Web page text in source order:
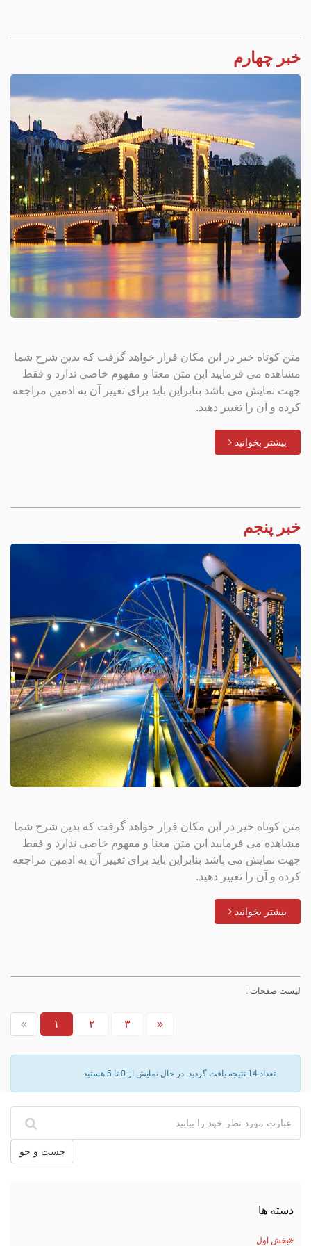
خبر چهارم
متن کوتاه خبر در ابن مکان قرار خواهد گرفت که بدین شرح شما
مشاهده می فرمایید این متن معنا و مفهوم خاصی ندارد و فقط
جهت نمایش می باشد بنابراین باید برای تغییر آن به ادمین مراجعه
کرده و آن را تغییر دهید.
بیشتر بخوانید
خبر پنجم
متن کوتاه خبر در ابن مکان قرار خواهد گرفت که بدین شرح شما
مشاهده می فرمایید این متن معنا و مفهوم خاصی ندارد و فقط
جهت نمایش می باشد بنابراین باید برای تغییر آن به ادمین مراجعه
کرده و آن را تغییر دهید.
بیشتر بخوانید
ليست صفحات :
« ۱ ۲ ۳ »
تعداد 14 نتيجه يافت گرديد. در حال نمايش از 0 تا 5 هستيد
جست و جو
دسته ها
بخش اول